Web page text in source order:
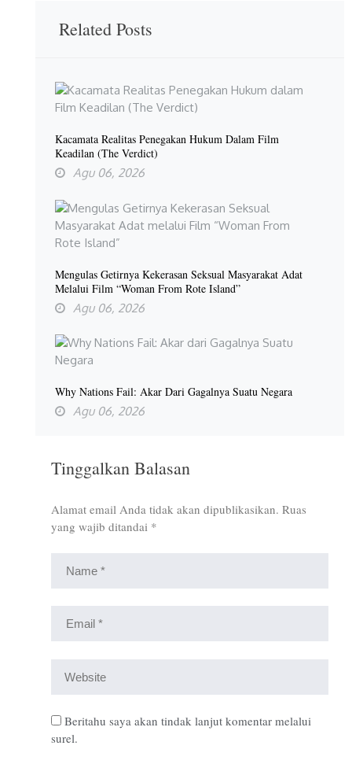
Related Posts
Kacamata Realitas Penegakan Hukum Dalam Film
Keadilan (The Verdict)
Agu 06, 2026
Mengulas Getirnya Kekerasan Seksual Masyarakat Adat
Melalui Film “Woman From Rote Island”
Agu 06, 2026
Why Nations Fail: Akar Dari Gagalnya Suatu Negara
Agu 06, 2026
Tinggalkan Balasan
Alamat email Anda tidak akan dipublikasikan. Ruas
yang wajib ditandai *
Beritahu saya akan tindak lanjut komentar melalui
surel.